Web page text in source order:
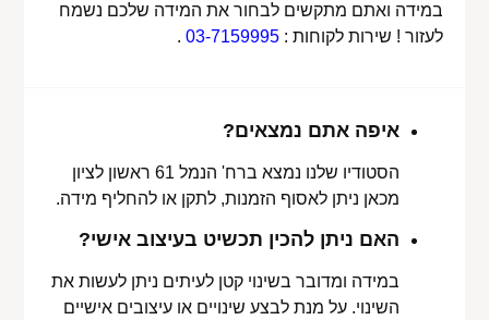
במידה ואתם מתקשים לבחור את המידה שלכם נשמח
לעזור ! שירות לקוחות :03-7159995
.
איפה אתם נמצאים?
הסטודיו שלנו נמצא ברח' הנמל 61 ראשון לציון
מכאן ניתן לאסוף הזמנות, לתקן או להחליף מידה.
האם ניתן להכין תכשיט בעיצוב אישי?
במידה ומדובר בשינוי קטן לעיתים ניתן לעשות את
השינוי. על מנת לבצע שינויים או עיצובים אישיים